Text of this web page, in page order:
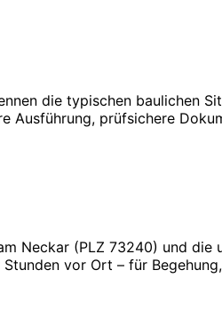
die typischen baulichen
Ausführung, prüfsichere
Neckar (PLZ 73240) und
vor Ort – für